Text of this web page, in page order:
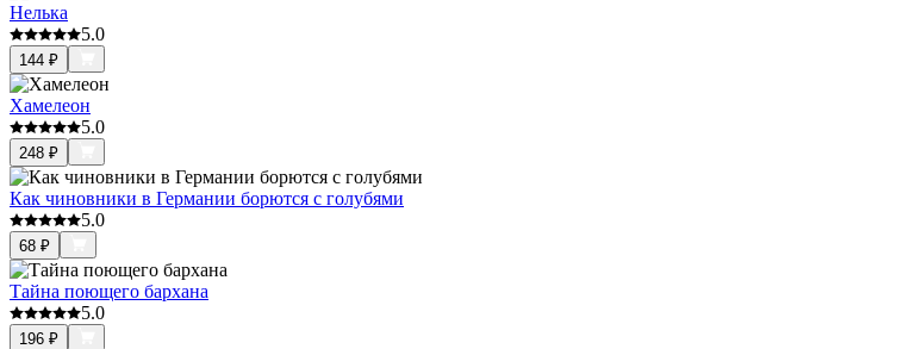
Нелька
5.0
144 ₽
Хамелеон
5.0
248 ₽
Как чиновники в Германии борются с голубями
5.0
68 ₽
Тайна поющего бархана
5.0
196 ₽